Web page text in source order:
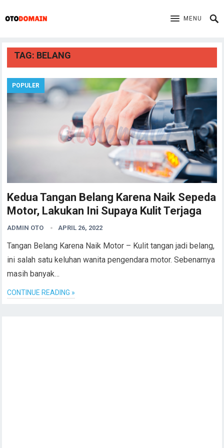
MENU
TAG: BELANG
POPULER
Kedua Tangan Belang Karena Naik Sepeda
Motor, Lakukan Ini Supaya Kulit Terjaga
ADMIN OTO APRIL 26, 2022
Tangan Belang Karena Naik Motor – Kulit tangan jadi belang,
ini salah satu keluhan wanita pengendara motor. Sebenarnya
masih banyak…
CONTINUE READING »